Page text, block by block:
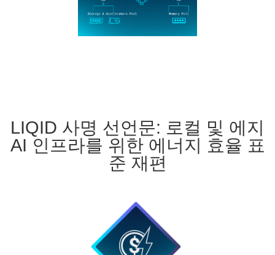
LIQID 사명 선언문: 로컬 및 에지
AI 인프라를 위한 에너지 효율 표
준 재편